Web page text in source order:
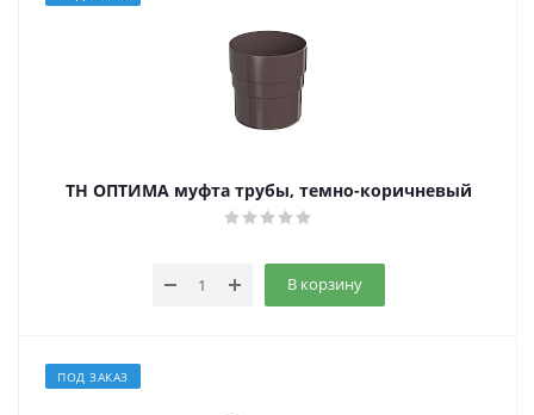
ТН ОПТИМА муфта трубы, темно-коричневый
В корзину
ПОД ЗАКАЗ